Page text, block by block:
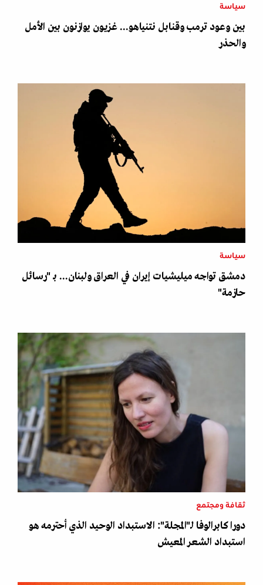
سياسة
بين وعود ترمب وقنابل نتنياهو... غزيون يوازنون بين الأمل
والحذر
سياسة
دمشق تواجه ميليشيات إيران في العراق ولبنان... بـ "رسائل
حازمة"
ثقافة ومجتمع
دورا كابرالوفا لـ"المجلة": الاستبداد الوحيد الذي أحترمه هو
استبداد الشعر المعيش